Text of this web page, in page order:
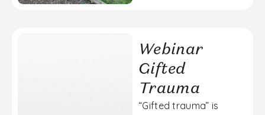
Webinar
Gifted
Trauma
“Gifted trauma” is